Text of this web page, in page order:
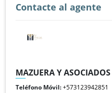
Contacte al agente
MAZUERA Y
Teléfono Móvil:+573123942851